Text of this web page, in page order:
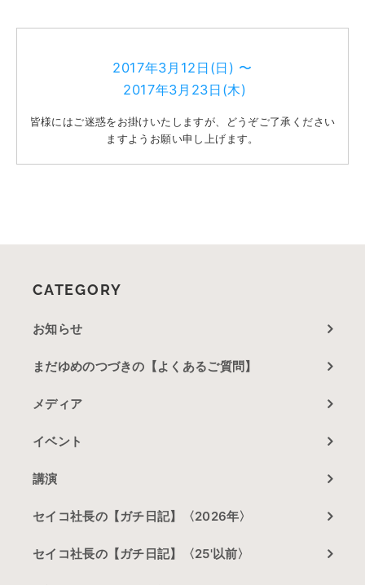
2017年3月12日(日) 〜
2017年3月23日(木)
皆様にはご迷惑をお掛けいたしますが、どうぞご了承ください
ますようお願い申し上げます。
CATEGORY
お知らせ
まだゆめのつづきの【よくあるご質問】
メディア
イベント
講演
セイコ社長の【ガチ日記】〈2026年〉
セイコ社長の【ガチ日記】〈25'以前〉